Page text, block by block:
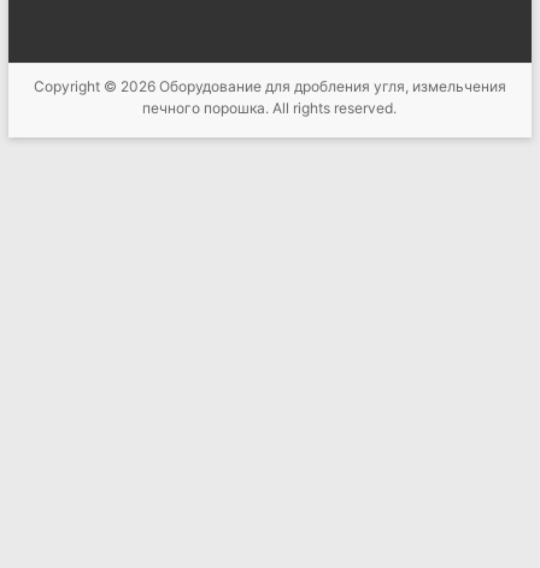
Copyright © 2026 Оборудование для дробления угля, измельчения
печного порошка. All rights reserved.